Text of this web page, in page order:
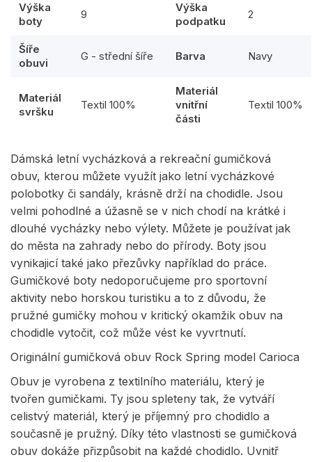
Výška
boty
9
Výška
podpatku
2
Šíře
obuvi
G - střední šíře Barva Navy
Materiál
svršku
Textil 100%
Materiál
vnitřní
části
Textil 100%
Dámská letní vycházková a rekreační gumičková
obuv, kterou můžete využít jako letní vycházkové
polobotky či sandály, krásně drží na chodidle. Jsou
velmi pohodlné a úžasně se v nich chodí na krátké i
dlouhé vycházky nebo výlety. Můžete je používat jak
do města na zahrady nebo do přírody. Boty jsou
vynikajicí také jako přezůvky například do práce.
Gumičkové boty nedoporučujeme pro sportovní
aktivity nebo horskou turistiku a to z důvodu, že
pružné gumičky mohou v kritický okamžik obuv na
chodidle vytočit, což může vést ke vyvrtnutí.
Originální gumičková obuv Rock Spring model Carioca
Obuv je vyrobena z textilního materiálu, který je
tvořen gumičkami. Ty jsou spleteny tak, že vytváří
celistvý materiál, který je příjemný pro chodidlo a
současně je pružný. Díky této vlastnosti se gumičková
obuv dokáže přizpůsobit na každé chodidlo. Uvnitř